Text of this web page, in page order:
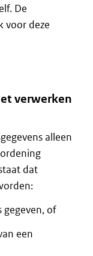
De
voor deze
verwerken
alleen
dat
gegeven, of
een